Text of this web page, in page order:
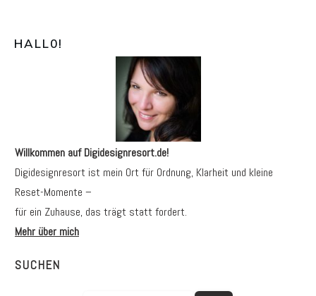
HALL0!
Willkommen auf Digidesignresort.de!
Digidesignresort ist mein Ort für Ordnung, Klarheit und kleine
Reset-Momente –
für ein Zuhause, das trägt statt fordert.
Mehr über mich
SUCHEN